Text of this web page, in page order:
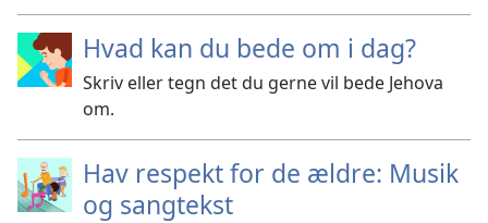
Hvad kan du bede om i dag?
Skriv eller tegn det du gerne vil bede Jehova
om.
Hav respekt for de ældre: Musik
og sangtekst